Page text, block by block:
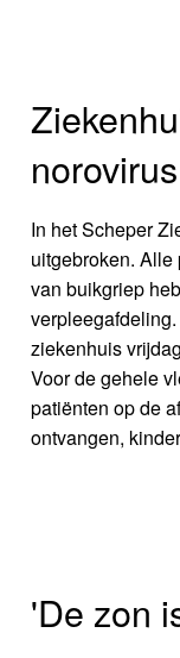
norovirus
In het Scheper
uitgebroken.
van buikgriep
ziekenhuis
Voor de gehele
patiënten op de
ontvangen,
'De zon